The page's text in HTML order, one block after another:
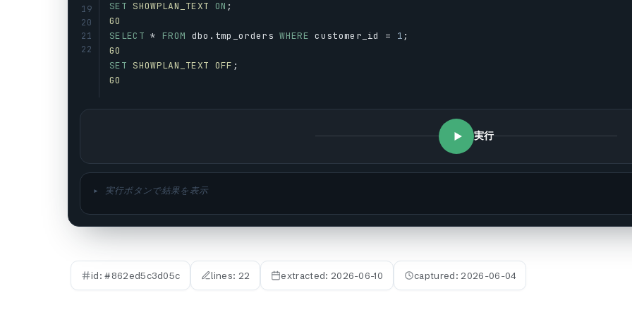
19
20
21
22
SET SHOWPLAN_TEXT ON ;
GO
SELECT * FROM dbo . tmp_orders WHERE customer_id = 1 ;
GO
SET SHOWPLAN_TEXT OFF ;
GO
実行
▸ 実行ボタンで結果を表示
id: #862ed5c3d05c lines: 22 extracted: 2026-06-10 captured: 2026-06-04